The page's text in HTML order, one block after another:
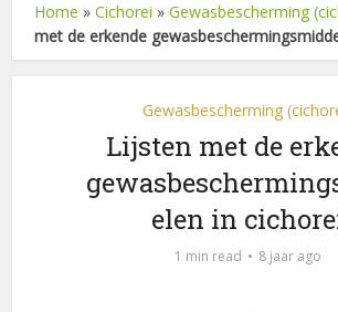
Home »Cichorei »Gewasbescherming
met de erkende
Gewasbescherming
Lijsten met de
elen in
1 min read 8 jaar ago